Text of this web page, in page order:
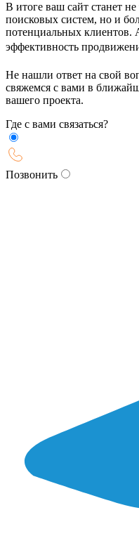
В итоге ваш сайт станет
поисковых систем, но и
потенциальных клиентов.
эффективность
Не нашли ответ на свой
свяжемся с вами в
вашего проекта.
Где с вами связаться?
Позвонить